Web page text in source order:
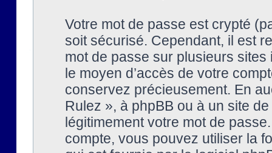
Votre mot de passe est crypté
soit sécurisé. Cependant, il est
mot de passe sur plusieurs
le moyen d’accès de votre
conservez précieusement. En
Rulez », à phpBB ou à un site
légitimement votre mot de
compte, vous pouvez utiliser la